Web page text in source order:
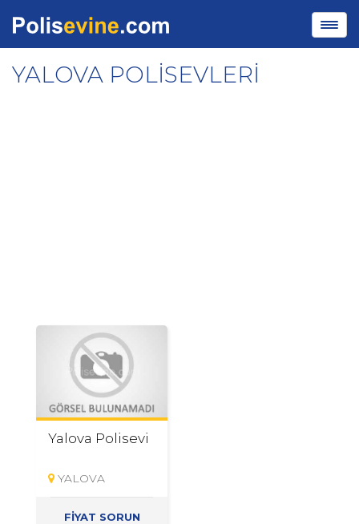
YALOVA POLİSEVLERİ
Yalova Polisevi
YALOVA
FİYAT SORUN